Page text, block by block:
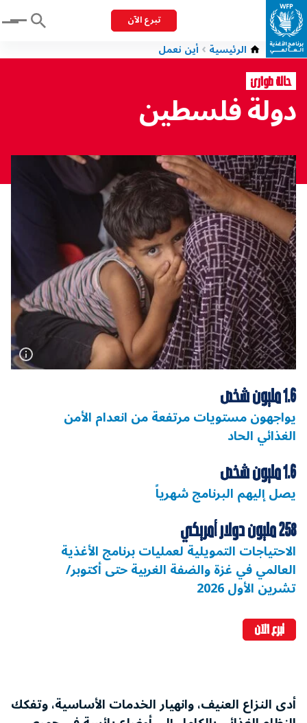
تبرع الآن Menu
الرئيسية أين نعمل
حالة طوارئ
دولة فلسطين
1.6 مليون شخص
يواجهون مستويات مرتفعة من انعدام الأمن
الغذائي الحاد
1.6 مليون شخص
يصل إليهم البرنامج شهرياً
258 مليون دولار أمريكي
الاحتياجات التمويلية لعمليات برنامج الأغذية
العالمي في غزة والضفة الغربية حتى أكتوبر/
تشرين الأول 2026
تبرع الآن
أدى النزاع العنيف، وانهيار الخدمات الأساسية، وتفكك